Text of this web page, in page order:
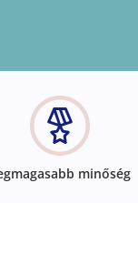
minőség